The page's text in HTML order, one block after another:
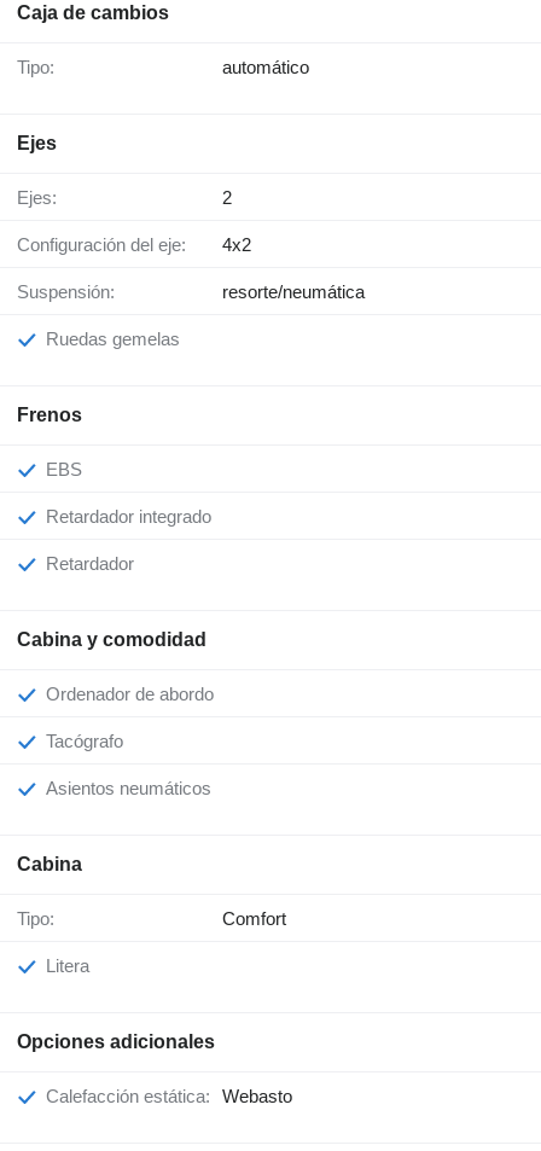
Caja de cambios
Tipo: automático
Ejes
Ejes: 2
Configuración del eje: 4x2
Suspensión: resorte/neumática
Ruedas gemelas
Frenos
EBS
Retardador integrado
Retardador
Cabina y comodidad
Ordenador de abordo
Tacógrafo
Asientos neumáticos
Cabina
Tipo: Comfort
Litera
Opciones adicionales
Calefacción estática: Webasto